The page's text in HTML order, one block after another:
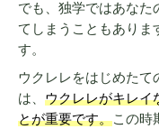
でも、独学ではあなた
てしまうこともありま
す。
ウクレレをはじめたて
は、 ウクレレがキレイ
とが重要です。この時